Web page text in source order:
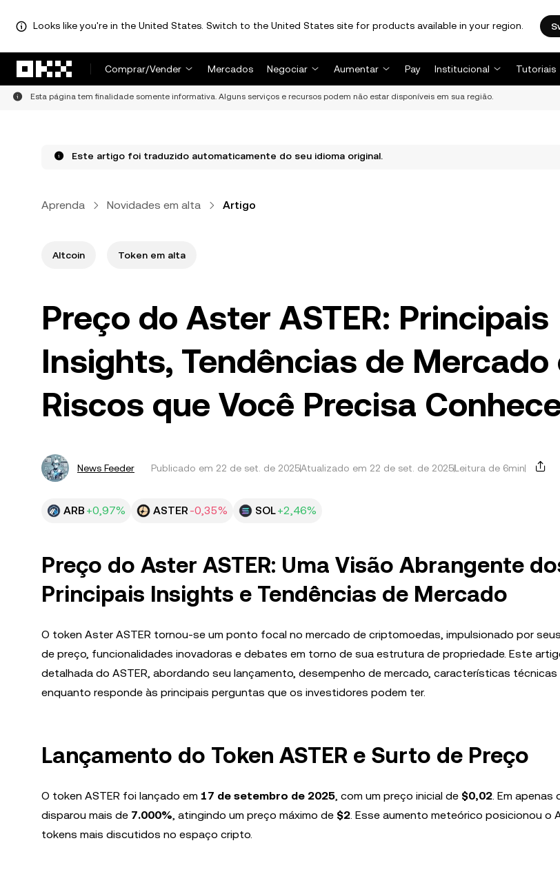
Looks like you're in the United States. Switch to the United States site for products available in your region.
Comprar/Vender
Mercados Negociar Aumentar Pay Institucional Tutoriais
Esta página tem finalidade somente informativa. Alguns serviços e recursos podem não estar disponíveis em sua região.
Este artigo foi traduzido automaticamente do seu idioma original.
Aprenda Novidades em alta Artigo
Altcoin Token em alta
Preço do Aster ASTER: Principais
Insights, Tendências de Mercado
Riscos que Você Precisa
News Feeder Publicado em 22 de set. de 2025Atualizado em 22 de set. de 2025Leitura de 6min
ARB +0,97% ASTER -0,35% SOL+2,46%
Preço do Aster ASTER: Uma Visão Abrangente
Principais Insights e Tendências de Mercado
O token Aster ASTER tornou-se um ponto focal no mercado de criptomoedas, impulsionado por
de preço, funcionalidades inovadoras e debates em torno de sua estrutura de propriedade. Este
detalhada do ASTER, abordando seu lançamento, desempenho de mercado, características
enquanto responde às principais perguntas que os investidores podem ter.
Lançamento do Token ASTER e Surto de Preço
O token ASTER foi lançado em 17 de setembro de 2025, com um preço inicial de $0,02. Em apenas
disparou mais de 7.000%, atingindo um preço máximo de $2. Esse aumento meteórico posicionou o
tokens mais discutidos no espaço cripto.